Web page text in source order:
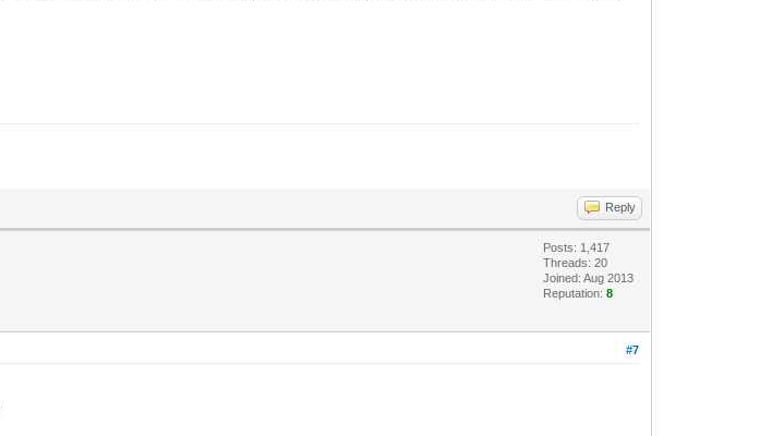
Reply
Posts: 1,417
Threads: 20
Joined: Aug 2013
Reputation:8
#7